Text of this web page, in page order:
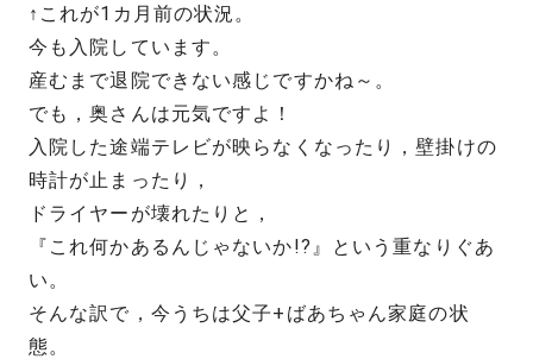
↑これが1カ月前の状況。
今も入院しています。
産むまで退院できない感じですかね～。
でも，奥さんは元気ですよ！
入院した途端テレビが映らなくなったり，壁掛けの
時計が止まったり，
ドライヤーが壊れたりと，
『これ何かあるんじゃないか!?』という重なりぐあ
い。
そんな訳で，今うちは父子+ばあちゃん家庭の状
態。